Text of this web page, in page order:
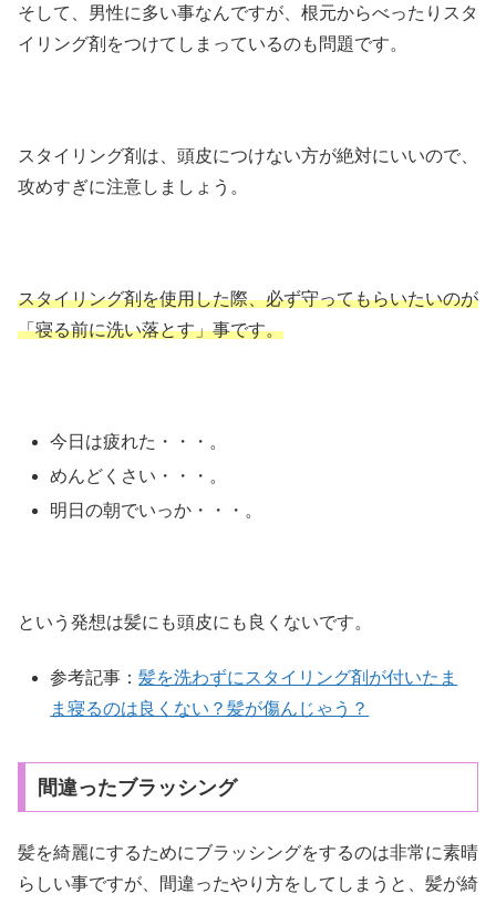
そして、男性に多い事なんですが、根元からべったりスタ
イリング剤をつけてしまっているのも問題です。
スタイリング剤は、頭皮につけない方が絶対にいいので、
攻めすぎに注意しましょう。
スタイリング剤を使用した際、必ず守ってもらいたいのが
「寝る前に洗い落とす」事です。
今日は疲れた・・・。
めんどくさい・・・。
明日の朝でいっか・・・。
という発想は髪にも頭皮にも良くないです。
参考記事：髪を洗わずにスタイリング剤が付いたま
ま寝るのは良くない？髪が傷んじゃう？
間違ったブラッシング
髪を綺麗にするためにブラッシングをするのは非常に素晴
らしい事ですが、間違ったやり方をしてしまうと、髪が綺